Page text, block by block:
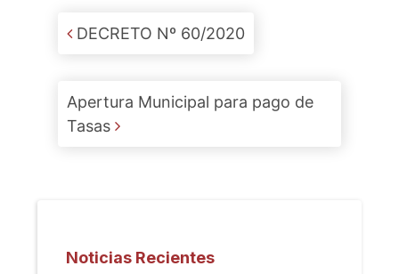
Post navigation
DECRETO Nº 60/2020
Apertura Municipal para pago de
Tasas
Noticias Recientes